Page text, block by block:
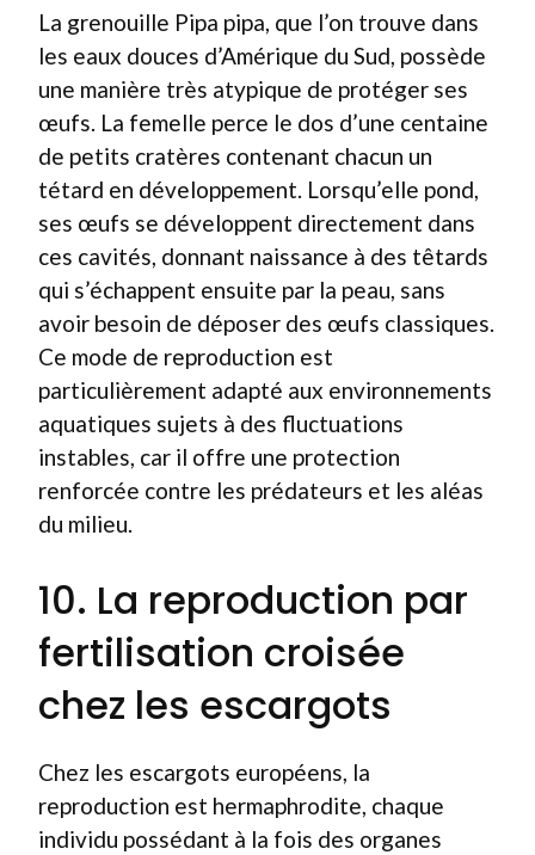
La grenouille Pipa pipa, que l’on trouve dans
les eaux douces d’Amérique du Sud, possède
une manière très atypique de protéger ses
œufs. La femelle perce le dos d’une centaine
de petits cratères contenant chacun un
tétard en développement. Lorsqu’elle pond,
ses œufs se développent directement dans
ces cavités, donnant naissance à des têtards
qui s’échappent ensuite par la peau, sans
avoir besoin de déposer des œufs classiques.
Ce mode de reproduction est
particulièrement adapté aux environnements
aquatiques sujets à des fluctuations
instables, car il offre une protection
renforcée contre les prédateurs et les aléas
du milieu.
10. La reproduction par
fertilisation croisée
chez les escargots
Chez les escargots européens, la
reproduction est hermaphrodite, chaque
individu possédant à la fois des organes